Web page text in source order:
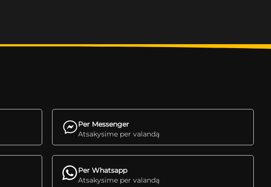
Per Messenger
Atsakysime per valandą
Per Whatsapp
Atsakysime per valandą